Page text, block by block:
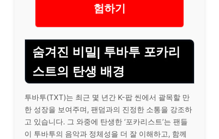
험하기
숨겨진 비밀| 투바투 포카리
스트의 탄생 배경
투바투(TXT)는 최근 몇 년간 K-팝 씬에서 괄목할 만
한 성장을 보여주며, 팬덤과의 진정한 소통을 강조하
고 있습니다. 그 와중에 탄생한 ‘포카리스트’는 팬들
이 투바투의 음악과 정체성을 더 잘 이해하고, 함께